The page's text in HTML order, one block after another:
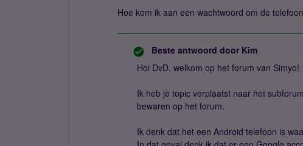
Hoe kom ik aan een wachtwoord om de
Beste antwoord door Kim
Hoi DvD, welkom op het forum van Simyo!
Ik heb je topic verplaatst naar het
bewaren op het forum.
Ik denk dat het een Android telefoon is